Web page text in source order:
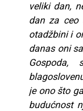
veliki dan,
dan za ceo
otadžbini i
danas oni
Gospoda,
je ono što
budućnost